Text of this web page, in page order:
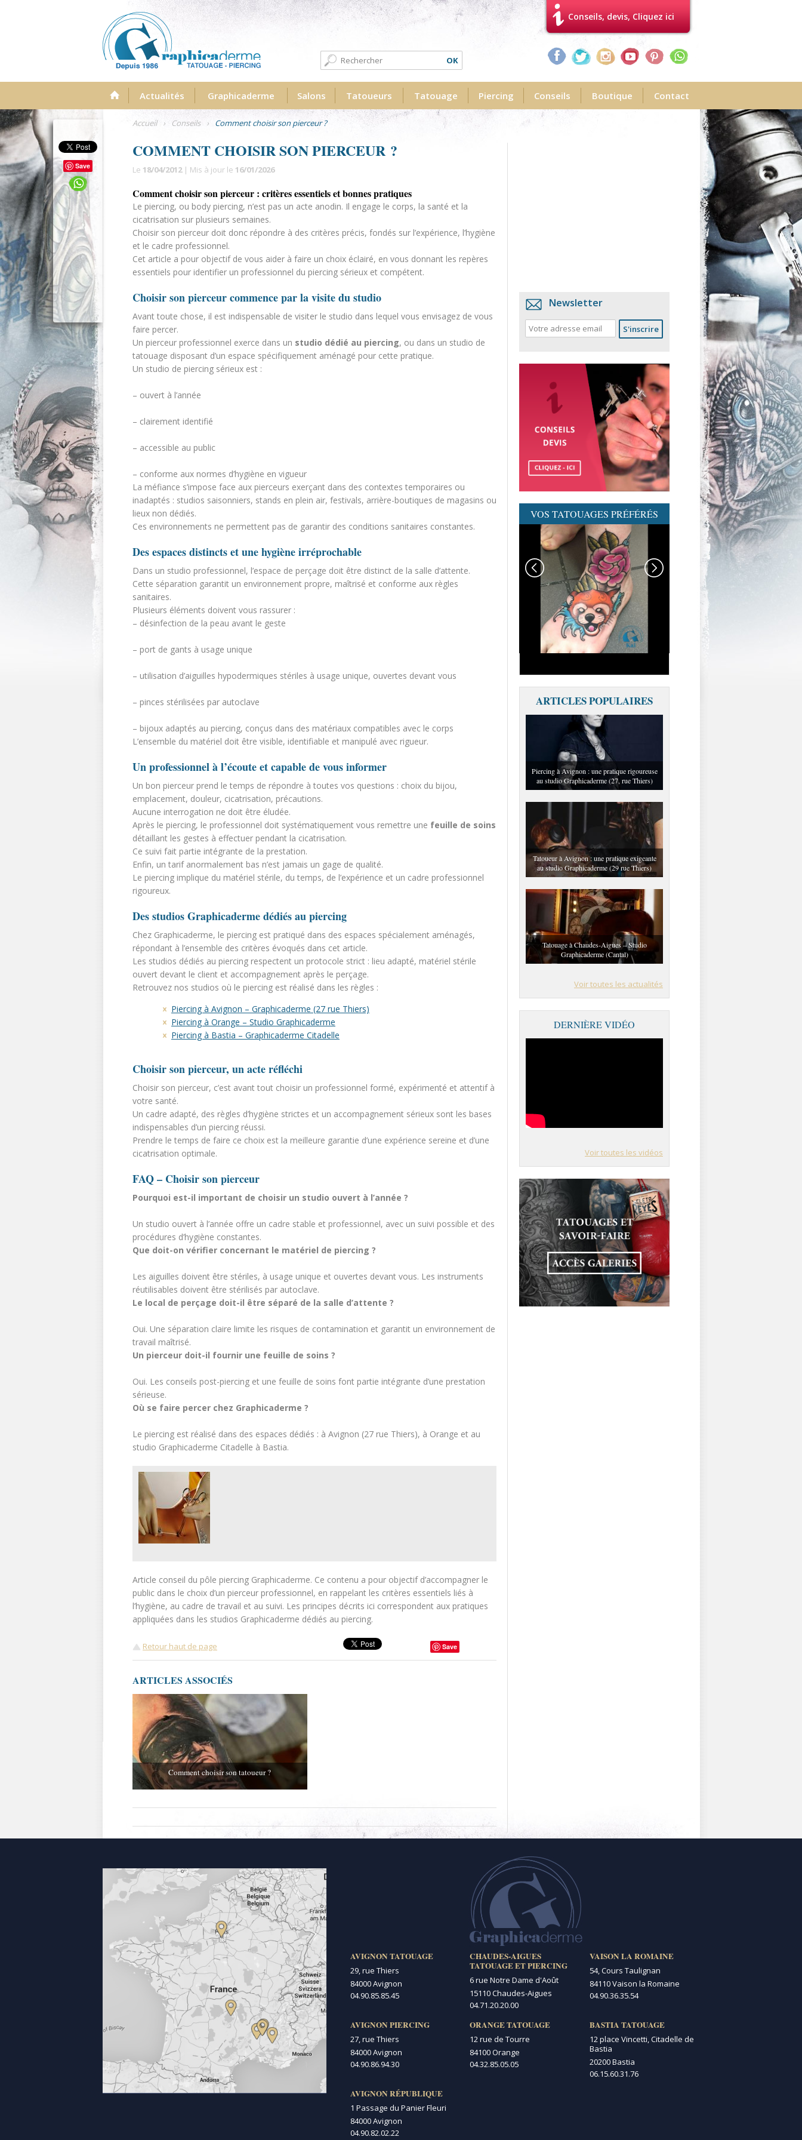
Formulaire de recherche Recherche
Conseils, devis, Cliquez ici
Menu Actualités Graphicaderme Salons Tatoueurs Tatouage Piercing Conseils Boutique Contact
Save
Accueil › Conseils › Comment choisir son pierceur ?
COMMENT CHOISIR SON PIERCEUR ?
Le 18/04/2012| Mis à jour le 16/01/2026
Comment choisir son pierceur : critères essentiels et bonnes pratiques
Le piercing, ou body piercing, n’est pas un acte anodin. Il engage le corps, la santé et la
cicatrisation sur plusieurs semaines.
Choisir son pierceur doit donc répondre à des critères précis, fondés sur l’expérience, l’hygiène
et le cadre professionnel.
Cet article a pour objectif de vous aider à faire un choix éclairé, en vous donnant les repères
essentiels pour identifier un professionnel du piercing sérieux et compétent.
Choisir son pierceur commence par la visite du studio
Avant toute chose, il est indispensable de visiter le studio dans lequel vous envisagez de vous
faire percer.
Un pierceur professionnel exerce dans un studio dédié au piercing, ou dans un studio de
tatouage disposant d’un espace spécifiquement aménagé pour cette pratique.
Un studio de piercing sérieux est :
– ouvert à l’année
– clairement identifié
– accessible au public
– conforme aux normes d’hygiène en vigueur
La méfiance s’impose face aux pierceurs exerçant dans des contextes temporaires ou
inadaptés : studios saisonniers, stands en plein air, festivals, arrière-boutiques de magasins ou
lieux non dédiés.
Ces environnements ne permettent pas de garantir des conditions sanitaires constantes.
Des espaces distincts et une hygiène irréprochable
Dans un studio professionnel, l’espace de perçage doit être distinct de la salle d’attente.
Cette séparation garantit un environnement propre, maîtrisé et conforme aux règles
sanitaires.
Plusieurs éléments doivent vous rassurer :
– désinfection de la peau avant le geste
– port de gants à usage unique
– utilisation d’aiguilles hypodermiques stériles à usage unique, ouvertes devant vous
– pinces stérilisées par autoclave
– bijoux adaptés au piercing, conçus dans des matériaux compatibles avec le corps
L’ensemble du matériel doit être visible, identifiable et manipulé avec rigueur.
Un professionnel à l’écoute et capable de vous informer
Un bon pierceur prend le temps de répondre à toutes vos questions : choix du bijou,
emplacement, douleur, cicatrisation, précautions.
Aucune interrogation ne doit être éludée.
Après le piercing, le professionnel doit systématiquement vous remettre une feuille de soins
détaillant les gestes à effectuer pendant la cicatrisation.
Ce suivi fait partie intégrante de la prestation.
Enfin, un tarif anormalement bas n’est jamais un gage de qualité.
Le piercing implique du matériel stérile, du temps, de l’expérience et un cadre professionnel
rigoureux.
Des studios Graphicaderme dédiés au piercing
Chez Graphicaderme, le piercing est pratiqué dans des espaces spécialement aménagés,
répondant à l’ensemble des critères évoqués dans cet article.
Les studios dédiés au piercing respectent un protocole strict : lieu adapté, matériel stérile
ouvert devant le client et accompagnement après le perçage.
Retrouvez nos studios où le piercing est réalisé dans les règles :
Piercing à Avignon – Graphicaderme (27 rue Thiers)
Piercing à Orange – Studio Graphicaderme
Piercing à Bastia – Graphicaderme Citadelle
Choisir son pierceur, un acte réfléchi
Choisir son pierceur, c’est avant tout choisir un professionnel formé, expérimenté et attentif à
votre santé.
Un cadre adapté, des règles d’hygiène strictes et un accompagnement sérieux sont les bases
indispensables d’un piercing réussi.
Prendre le temps de faire ce choix est la meilleure garantie d’une expérience sereine et d’une
cicatrisation optimale.
FAQ – Choisir son pierceur
Pourquoi est-il important de choisir un studio ouvert à l’année ?
Un studio ouvert à l’année offre un cadre stable et professionnel, avec un suivi possible et des
procédures d’hygiène constantes.
Que doit-on vérifier concernant le matériel de piercing ?
Les aiguilles doivent être stériles, à usage unique et ouvertes devant vous. Les instruments
réutilisables doivent être stérilisés par autoclave.
Le local de perçage doit-il être séparé de la salle d’attente ?
Oui. Une séparation claire limite les risques de contamination et garantit un environnement de
travail maîtrisé.
Un pierceur doit-il fournir une feuille de soins ?
Oui. Les conseils post-piercing et une feuille de soins font partie intégrante d’une prestation
sérieuse.
Où se faire percer chez Graphicaderme ?
Le piercing est réalisé dans des espaces dédiés : à Avignon (27 rue Thiers), à Orange et au
studio Graphicaderme Citadelle à Bastia.
Article conseil du pôle piercing Graphicaderme. Ce contenu a pour objectif d’accompagner le
public dans le choix d’un pierceur professionnel, en rappelant les critères essentiels liés à
l’hygiène, au cadre de travail et au suivi. Les principes décrits ici correspondent aux pratiques
appliquées dans les studios Graphicaderme dédiés au piercing.
Retour haut de page Save
ARTICLES ASSOCIÉS
Comment choisir son tatoueur ?
Newsletter
VOS TATOUAGES PRÉFÉRÉS
GRAPHICADERME-
TATOUAGENEOTRAD-
NEOTRAD-AVIGNON-
MEILLEURSTATOUEURS
ARTICLES POPULAIRES
Piercing à Avignon : une pratique rigoureuse
au studio Graphicaderme (27, rue Thiers)
Tatoueur à Avignon : une pratique exigeante
au studio Graphicaderme (29 rue Thiers)
Tatouage à Chaudes-Aigues – Studio
Graphicaderme (Cantal)
Voir toutes les actualités
DERNIÈRE VIDÉO
Voir toutes les vidéos
AVIGNON TATOUAGE
29, rue Thiers
84000 Avignon
04.90.85.85.45
AVIGNON PIERCING
27, rue Thiers
84000 Avignon
04.90.86.94.30
AVIGNON RÉPUBLIQUE
1 Passage du Panier Fleuri
84000 Avignon
04.90.82.02.22
CHAUDES-AIGUES
TATOUAGE ET PIERCING
6 rue Notre Dame d'Août
15110 Chaudes-Aigues
04.71.20.20.00
ORANGE TATOUAGE
12 rue de Tourre
84100 Orange
04.32.85.05.05
VAISON LA ROMAINE
54, Cours Taulignan
84110 Vaison la Romaine
04.90.36.35.54
BASTIA TATOUAGE
12 place Vincetti, Citadelle de
Bastia
20200 Bastia
06.15.60.31.76